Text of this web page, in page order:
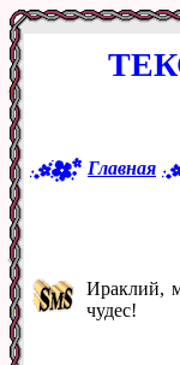
Главная
Ираклий,
чудес!